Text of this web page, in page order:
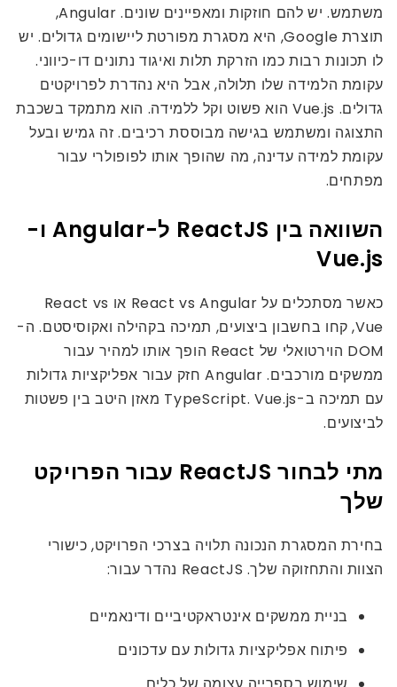
משתמש. יש להם חוזקות ומאפיינים שונים. Angular,
תוצרת Google, היא מסגרת מפורטת ליישומים גדולים. יש
לו תכונות רבות כמו הזרקת תלות ואיגוד נתונים דו-כיווני.
עקומת הלמידה שלו תלולה, אבל היא נהדרת לפרויקטים
גדולים. Vue.js הוא פשוט וקל ללמידה. הוא מתמקד בשכבת
התצוגה ומשתמש בגישה מבוססת רכיבים. זה גמיש ובעל
עקומת למידה עדינה, מה שהופך אותו לפופולרי עבור
מפתחים.
השוואה בין ReactJS ל-Angular ו-
Vue.js
כאשר מסתכלים על React vs Angular או React vs
Vue, קחו בחשבון ביצועים, תמיכה בקהילה ואקוסיסטם. ה-
DOM הוירטואלי של React הופך אותו למהיר עבור
ממשקים מורכבים. Angular חזק עבור אפליקציות גדולות
עם תמיכה ב-TypeScript. Vue.js מאזן היטב בין פשטות
לביצועים.
מתי לבחור ReactJS עבור הפרויקט
שלך
בחירת המסגרת הנכונה תלויה בצרכי הפרויקט, כישורי
הצוות והתחזוקה שלך. ReactJS נהדר עבור:
בניית ממשקים אינטראקטיביים ודינאמיים
פיתוח אפליקציות גדולות עם עדכונים